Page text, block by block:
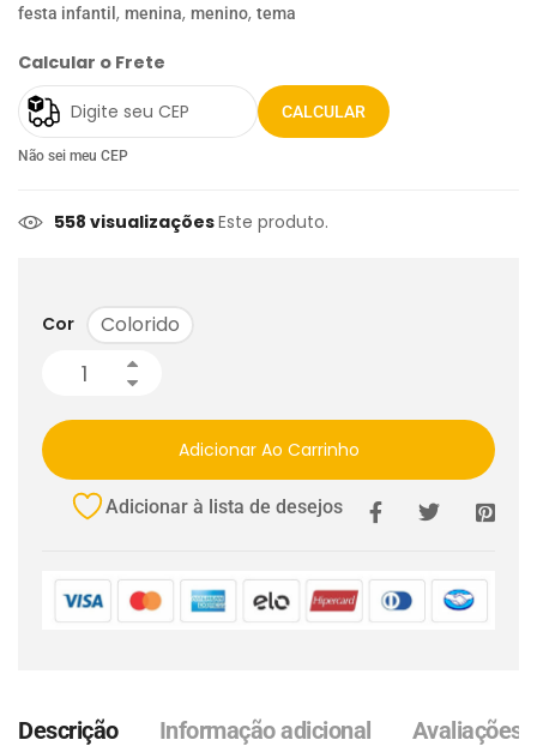
festa infantil , menina, menino, tema
Calcular o Frete
CALCULAR
Não sei meu CEP
558 visualizaçõesEste produto.
Cor Colorido
Adicionar Ao Carrinho
Adicionar à lista de desejos
Descrição Informação adicional Avaliações